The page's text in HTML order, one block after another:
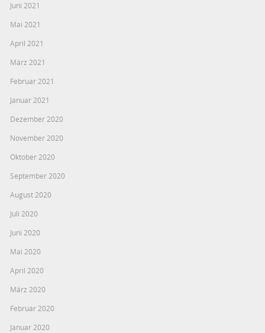
Juni 2021
Mai 2021
April 2021
März 2021
Februar 2021
Januar 2021
Dezember 2020
November 2020
Oktober 2020
September 2020
August 2020
Juli 2020
Juni 2020
Mai 2020
April 2020
März 2020
Februar 2020
Januar 2020